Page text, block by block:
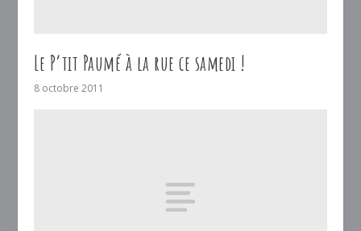
Le P’tit Paumé à la rue ce samedi !
8 octobre 2011